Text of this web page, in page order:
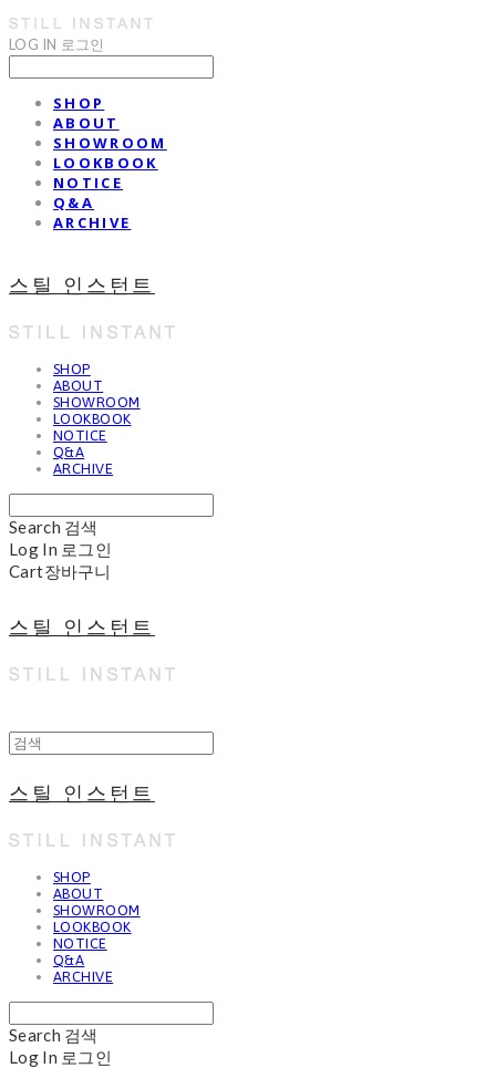
LOG IN 로그인
SHOP
ABOUT
SHOWROOM
LOOKBOOK
NOTICE
Q&A
ARCHIVE
스틸 인스턴트
SHOP
ABOUT
SHOWROOM
LOOKBOOK
NOTICE
Q&A
ARCHIVE
Search 검색
Log In 로그인
Cart장바구니
스틸 인스턴트
스틸 인스턴트
SHOP
ABOUT
SHOWROOM
LOOKBOOK
NOTICE
Q&A
ARCHIVE
Search 검색
Log In 로그인